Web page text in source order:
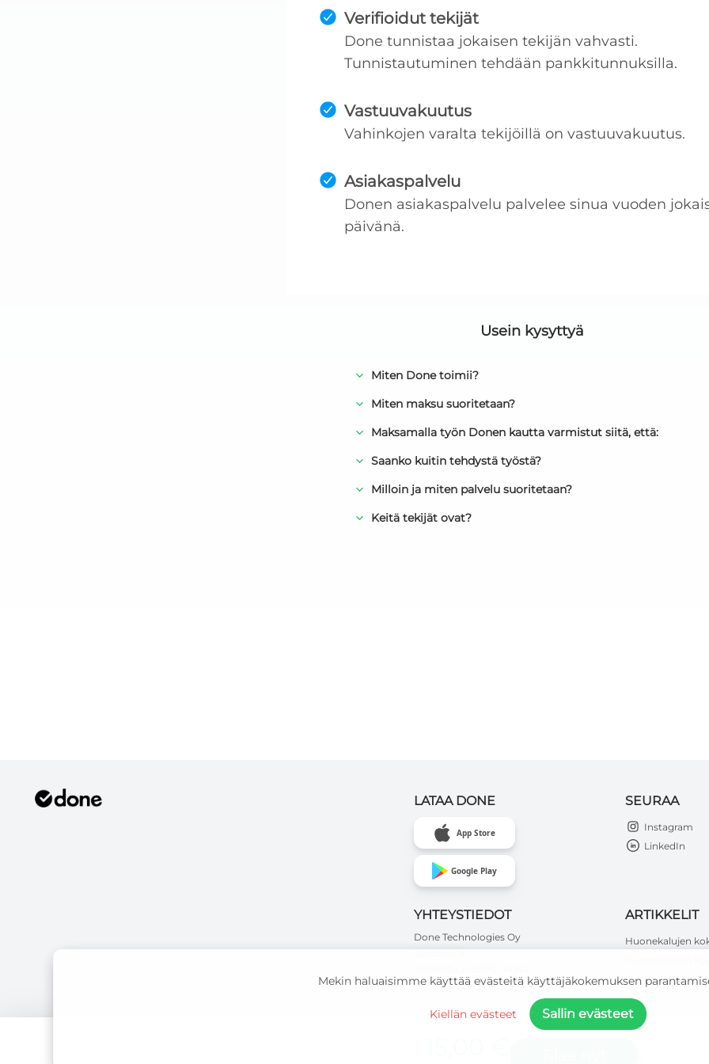
Verifioidut tekijät
Done tunnistaa jokaisen tekijän vahvasti.
Tunnistautuminen tehdään pankkitunnuksilla.
Vastuuvakuutus
Vahinkojen varalta tekijöillä on vastuuvakuutus.
Asiakaspalvelu
Donen asiakaspalvelu palvelee sinua vuoden
päivänä.
Usein kysyttyä
Miten Done toimii?
Miten maksu suoritetaan?
Maksamalla työn Donen kautta varmistut siitä, että:
Saanko kuitin tehdystä työstä?
Milloin ja miten palvelu suoritetaan?
Keitä tekijät ovat?
LATAA DONE
App Store
Google Play
SEURAA
Instagram
LinkedIn
YHTEYSTIEDOT
Done Technologies Oy
3258550-9
asiakaspalvelu@doneplatform.com
ARTIKKELIT
Huonekalujen
Mekin haluaisimme käyttää evästeitä käyttäjäkokemuksen
Kiellän evästeet Sallin evästeet